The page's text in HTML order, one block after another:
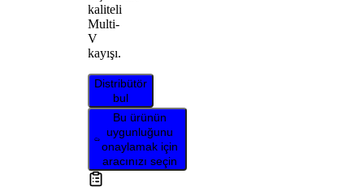
kaliteli
Multi-
V
kayışı.
Distribütör
bul
Bu ürünün
uygunluğunu
onaylamak için
aracınızı seçin